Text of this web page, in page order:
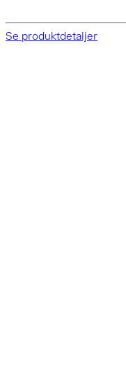
Se produktdetaljer